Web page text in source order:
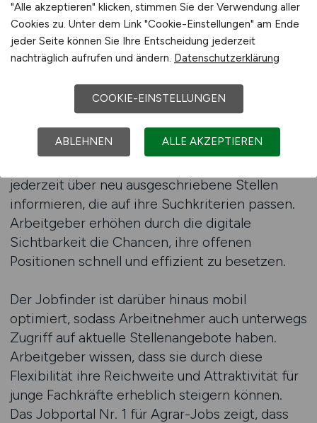
filtern.
Gerade in einer Branche, die geografisch stark
einen klaren Vorteil. Arbeitgeber nutzen diese
Transparenz, um Bewerber direkt in den
Regionen anzusprechen, in denen sie neue
Mitarbeiter benötigen. Ein weiterer Vorteil liegt
jederzeit über neu ausgeschriebene Stellen
informieren, die auf ihre Suchkriterien passen.
Arbeitgeber erhöhen durch die digitale
Sichtbarkeit die Chancen, ihre offenen
Positionen schnell und effizient zu besetzen.
Der Jobfinder ist darüber hinaus mobil
optimiert, sodass Arbeitnehmer auch unterwegs
Zugriff auf aktuelle Stellenangebote haben.
Arbeitgeber wissen, dass sie durch diese
Flexibilität ihre Reichweite und Attraktivität für
junge Fachkräfte erheblich steigern können.
Das Jobportal Nr. 1 für Agrar-Jobs zeigt, dass
"Alle akzeptieren" klicken, stimmen Sie der Verwendung aller
Cookies zu. Unter dem Link "Cookie-Einstellungen" am Ende
jeder Seite können Sie Ihre Entscheidung jederzeit
nachträglich aufrufen und ändern. Datenschutzerklärung
COOKIE-EINSTELLUNGEN
ABLEHNEN ALLE AKZEPTIEREN